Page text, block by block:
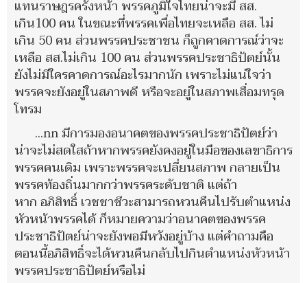
แทนราษฎรครั้งหน้า พรรคภูมิใจไทยน่าจะมี สส.
เกิน100 คน ในขณะที่พรรคเพื่อไทยจะเหลือ สส. ไม่
เกิน 50 คน ส่วนพรรคประชาชน ก็ถูกคาดการณ์ว่าจะ
เหลือ สส.ไม่เกิน 100 คน ส่วนพรรคประชาธิปัตย์นั้น
ยังไม่มีใครคาดการณ์อะไรมากนัก เพราะไม่แน่ใจว่า
พรรคจะยังอยู่ในสภาพดี หรือจะอยู่ในสภาพเสื่อมทรุด
โทรม
…nn มีการมองอนาคตของพรรคประชาธิปัตย์ว่า
น่าจะไม่สดใสถ้าหากพรรคยังคงอยู่ในมือของเลขาธิการ
พรรคคนเดิม เพราะพรรคจะเปลี่ยนสภาพ กลายเป็น
พรรคท้องถิ่นมากกว่าพรรคระดับชาติ แต่ถ้า
หาก อภิสิทธิ์ เวชชาชีวะสามารถหวนคืนไปรับตำแหน่ง
หัวหน้าพรรคได้ ก็หมายความว่าอนาคตของพรรค
ประชาธิปัตย์น่าจะยังพอมีหวังอยู่บ้าง แต่คำถามคือ
ตอนนี้อภิสิทธิ์จะได้หวนคืนกลับไปกินตำแหน่งหัวหน้า
พรรคประชาธิปัตย์หรือไม่